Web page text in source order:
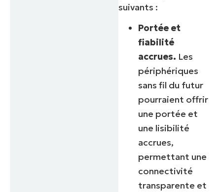
suivants :
Portée et
fiabilité
accrues. Les
périphériques
sans fil du futur
pourraient offrir
une portée et
une lisibilité
accrues,
permettant une
connectivité
transparente et